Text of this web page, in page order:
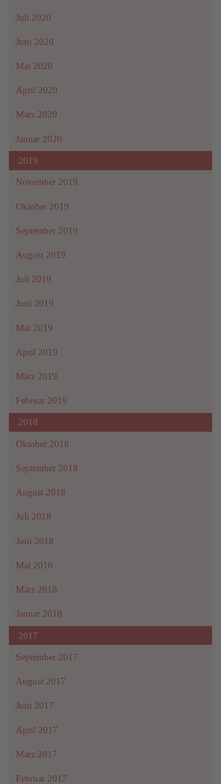
Juli 2020
Juni 2020
Mai 2020
April 2020
März 2020
Januar 2020
2019
November 2019
Oktober 2019
September 2019
August 2019
Juli 2019
Juni 2019
Mai 2019
April 2019
März 2019
Februar 2019
2018
Oktober 2018
September 2018
August 2018
Juli 2018
Juni 2018
Mai 2018
März 2018
Januar 2018
2017
September 2017
August 2017
Juni 2017
April 2017
März 2017
Februar 2017